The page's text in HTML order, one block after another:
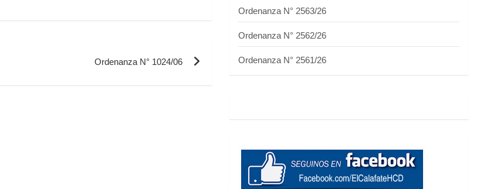
Ordenanza N° 1024/06
Ordenanza N° 2563/26
Ordenanza N° 2562/26
Ordenanza N° 2561/26